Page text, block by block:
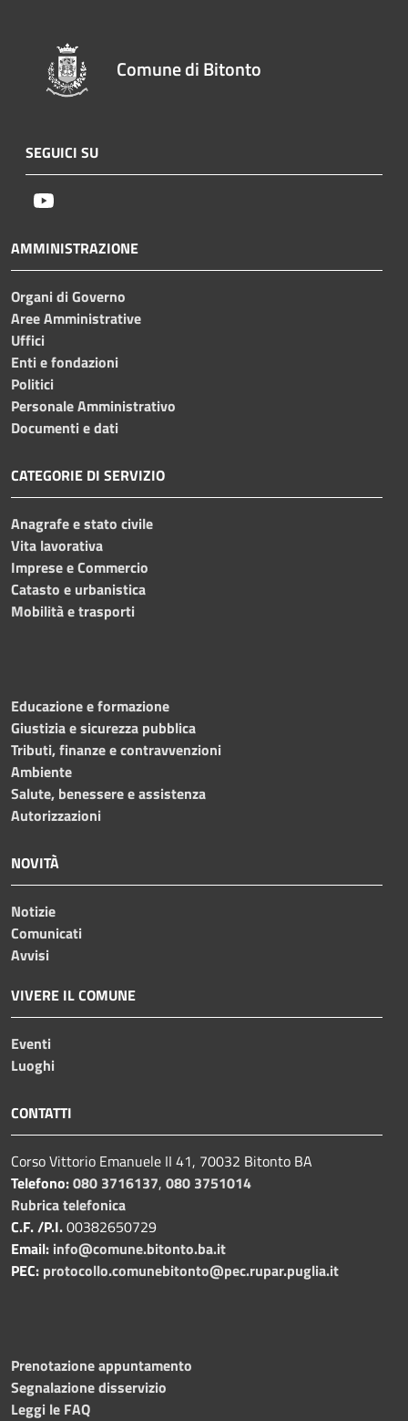
Comune di Bitonto
SEGUICI SU
AMMINISTRAZIONE
Organi di Governo
Aree Amministrative
Uffici
Enti e fondazioni
Politici
Personale Amministrativo
Documenti e dati
CATEGORIE DI SERVIZIO
Anagrafe e stato civile
Vita lavorativa
Imprese e Commercio
Catasto e urbanistica
Mobilità e trasporti
Educazione e formazione
Giustizia e sicurezza pubblica
Tributi, finanze e contravvenzioni
Ambiente
Salute, benessere e assistenza
Autorizzazioni
NOVITÀ
Notizie
Comunicati
Avvisi
VIVERE IL COMUNE
Eventi
Luoghi
CONTATTI
Corso Vittorio Emanuele II 41, 70032 Bitonto BA
Telefono:080 3716137, 080 3751014
Rubrica telefonica
C.F. /P.I.00382650729
Email: info@comune.bitonto.ba.it
PEC: protocollo.comunebitonto@pec.rupar.puglia.it
Prenotazione appuntamento
Segnalazione disservizio
Leggi le FAQ